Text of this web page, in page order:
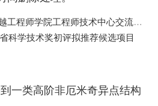
师队伍建设是一项需要集思广
程师学院工程师技术中心交流会举行
科学技术奖初评拟推荐候选项目
一类高阶非厄米奇异点结构